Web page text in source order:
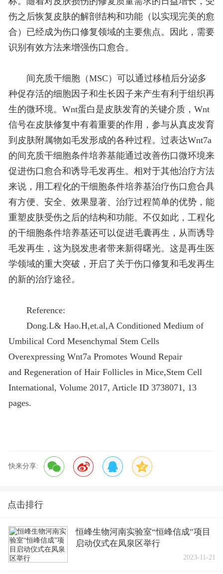
伤之后恢复皮肤的解剖结构和功能（以实现完美的愈
合）已经成为伤口修复领域的主要焦点。因此，需要
识别有效方法来增强伤口愈合。
间充质干细胞（MSC）可以通过移植后分泌多
种促存活的细胞因子和生长因子来产生有利于组织再
生的微环境。Wnt蛋白是皮肤发育的关键介质，Wnt
信号在皮肤修复中有着重要的作用，参与从真皮发育
到皮肤附属物如毛发形成的各种过程。过表达Wnt7a
的间充质干细胞条件培养基能通过改善伤口微环境来
促进伤口愈合和诱导毛发再生。相对于其他治疗方法
来说，用工程化的干细胞条件培养基治疗伤口愈合具
有方便、安全、效果显著、治疗过程简单的优势，能
重塑皮肤受伤之后的结构和功能。不仅如此，工程化
的干细胞条件培养基还可以促进毛囊再生，从而诱导
毛发再生，这为脱发患者带来新得曙光。这是再生医
学领域的重大突破，开启了关于伤口修复和毛发再生
的新的治疗途径。
Reference:
Dong.L& Hao.H,et.al,A Conditioned Medium of
Umbilical Cord Mesenchymal Stem Cells
Overexpressing Wnt7a Promotes Wound Repair
and Regeneration of Hair Follicles in Mice,Stem Cell
International, Volume 2017, Article ID 3738071, 13
pages.
快来分享:
点击排行
恒峰生物河南实验室“恒峰信成”项目
启动仪式在凤泉区举行
2023-11-21